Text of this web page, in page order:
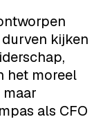
kijken
het moreel
als CFO